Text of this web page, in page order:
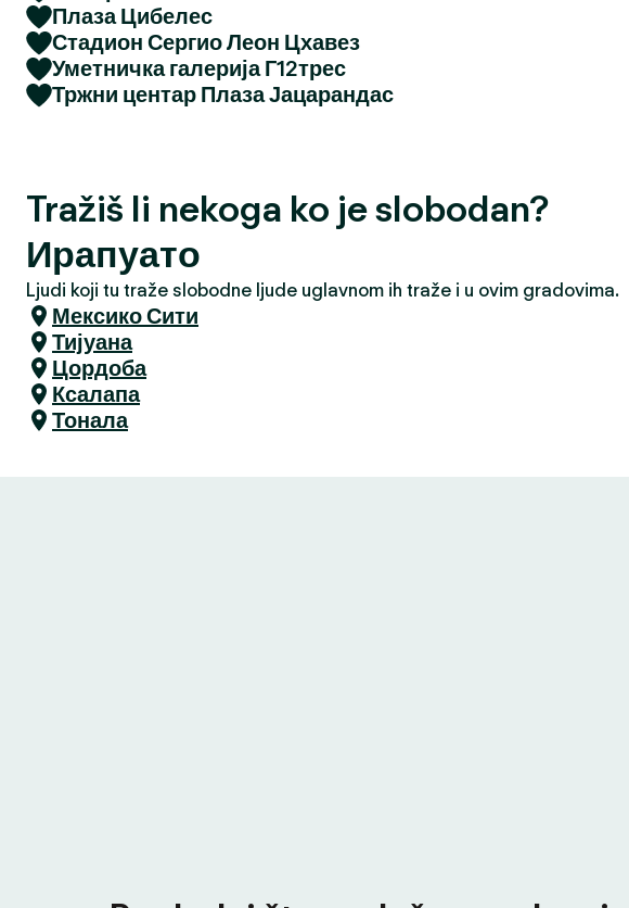
Плаза Цибелес
Стадион Сергио Леон Цхавез
Уметничка галерија Г12трес
Тржни центар Плаза Јацарандас
Tražiš li nekoga ko je slobodan?
Ирапуато
Ljudi koji tu traže slobodne ljude uglavnom ih traže i u ovim gradovima.
Мексико Сити
Тијуана
Цордоба
Ксалапа
Тонала